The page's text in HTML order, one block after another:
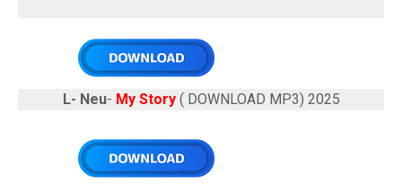
L- Neu- My Story ( DOWNLOAD MP3) 2025